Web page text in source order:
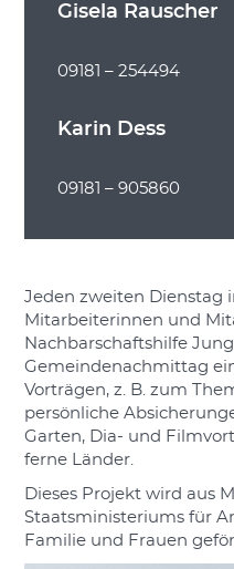
Gisela Rauscher
09181 – 254494
Karin Dess
09181 – 905860
Jeden zweiten Dienstag
Mitarbeiterinnen und
Nachbarschaftshilfe
Gemeindenachmittag
Vorträgen, z. B. zum
persönliche
Garten, Dia- und
ferne Länder.
Dieses Projekt wird aus
Staatsministeriums für
Familie und Frauen